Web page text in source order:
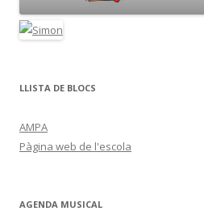
LLISTA DE BLOCS
AMPA
Pàgina web de l'escola
AGENDA MUSICAL